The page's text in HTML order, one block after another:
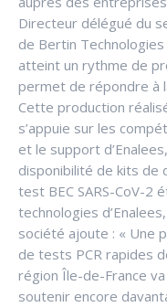
Directeur délégué du
de Bertin
atteint un rythme de
permet de répondre à
Cette production
s’appuie sur les
et le support
disponibilité de kits de
test BEC SARS-CoV-2
technologies
société ajoute : « Une
de tests PCR rapides
région Île-de-France
soutenir encore